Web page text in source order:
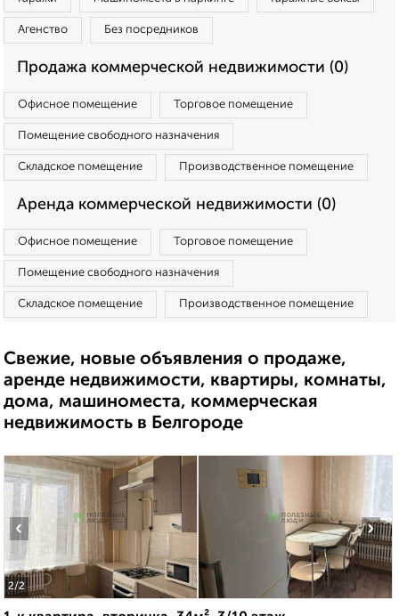
Агенство Без посредников
Продажа коммерческой недвижимости (0)
Офисное помещение Торговое помещение
Помещение свободного назначения
Складское помещение Производственное помещение
Аренда коммерческой недвижимости (0)
Офисное помещение Торговое помещение
Помещение свободного назначения
Складское помещение Производственное помещение
Свежие, новые объявления о продаже,
аренде недвижимости, квартиры, комнаты,
дома, машиноместа, коммерческая
недвижимость в Белгороде
2/2
‹ ›